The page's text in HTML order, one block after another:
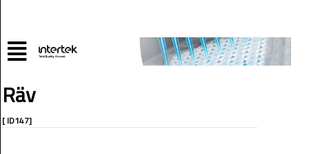
Räv
[ ID147]